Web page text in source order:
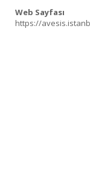
Web Sayfası
https://